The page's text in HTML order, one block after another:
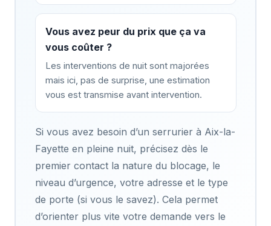
Vous avez peur du prix que ça va
vous coûter ?
Les interventions de nuit sont majorées
mais ici, pas de surprise, une estimation
vous est transmise avant intervention.
Si vous avez besoin d’un serrurier à Aix-la-
Fayette en pleine nuit, précisez dès le
premier contact la nature du blocage, le
niveau d’urgence, votre adresse et le type
de porte (si vous le savez). Cela permet
d’orienter plus vite votre demande vers le